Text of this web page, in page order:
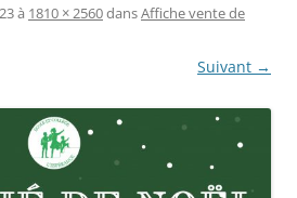
à 1810 × 2560dansAffiche vente de
Suivant →